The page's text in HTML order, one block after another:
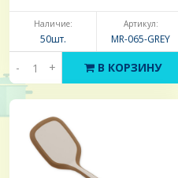
Наличие:
50шт.
Артикул:
MR-065-GREY
- + В КОРЗИНУ